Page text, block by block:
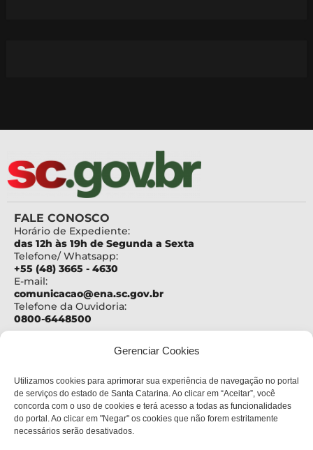
Gerenciar Cookies
Utilizamos cookies para aprimorar sua experiência de navegação no portal
de serviços do estado de Santa Catarina. Ao clicar em “Aceitar”, você
concorda com o uso de cookies e terá acesso a todas as funcionalidades
do portal. Ao clicar em "Negar" os cookies que não forem estritamente
necessários serão desativados.
FALE CONOSCO
Horário de Expediente:
das 12h às 19h de Segunda a Sexta
Telefone/ Whatsapp:
+55 (48) 3665 - 4630
E-mail:
comunicacao@ena.sc.gov.br
Telefone da Ouvidoria:
0800-6448500
Centro Administrativo Governador Casildo João
Rod. SC 401 – Km 15, nº 4600
Bloco III - 2º andar
Bairro:
Saco Grande
Cidade: